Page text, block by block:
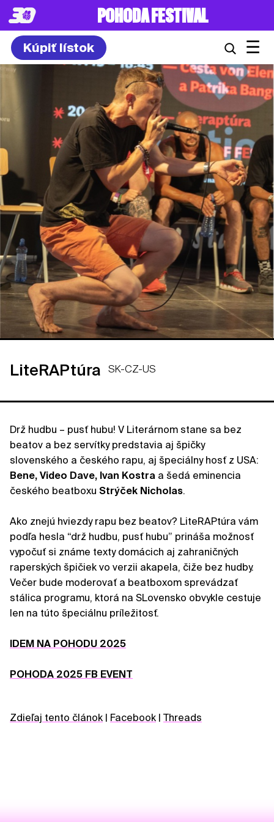
POHODA FESTIVAL
Kúpiť lístok ☰
LiteRAPtúra SK-CZ-US
Drž hudbu – pusť hubu! V Literárnom stane sa bez
beatov a bez servítky predstavia aj špičky
slovenského a českého rapu, aj špeciálny hosť z USA:
Bene, Video Dave, Ivan Kostra a šedá eminencia
českého beatboxu Strýček Nicholas.
Ako znejú hviezdy rapu bez beatov? LiteRAPtúra vám
podľa hesla “drž hudbu, pusť hubu” prináša možnosť
vypočuť si známe texty domácich aj zahraničných
raperských špičiek vo verzii akapela, čiže bez hudby.
Večer bude moderovať a beatboxom sprevádzať
stálica programu, ktorá na SLovensko obvykle cestuje
len na túto špeciálnu príležitosť.
IDEM NA POHODU 2025
POHODA 2025 FB EVENT
Zdieľaj tento článok | Facebook | Threads